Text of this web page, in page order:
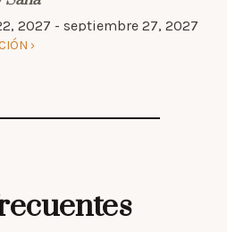
2027 - septiembre 27, 2027